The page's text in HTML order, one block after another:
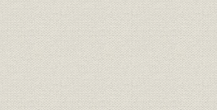
有限掛金終身保険掛金表 保険金
百円ニ付 利益分配ナシ
定期保険掛金表 保険金百円ニ付
利益分配ナシ